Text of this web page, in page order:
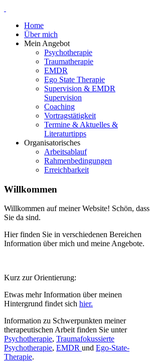
Home
Über mich
Mein Angebot
Psychotherapie
Traumatherapie
EMDR
Ego State Therapie
Supervision & EMDR
Supervision
Coaching
Vortragstätigkeit
Termine & Aktuelles &
Literaturtipps
Organisatorisches
Arbeitsablauf
Rahmenbedingungen
Erreichbarkeit
Willkommen
Willkommen auf meiner Website! Schön, dass
Sie da sind.
Hier finden Sie in verschiedenen Bereichen
Information über mich und meine Angebote.
Kurz zur Orientierung:
Etwas mehr Information über meinen
Hintergrund findet sich hier.
Information zu Schwerpunkten meiner
therapeutischen Arbeit finden Sie unter
Psychotherapie, Traumafokussierte
Psychotherapie, EMDR und Ego-State-
Therapie.